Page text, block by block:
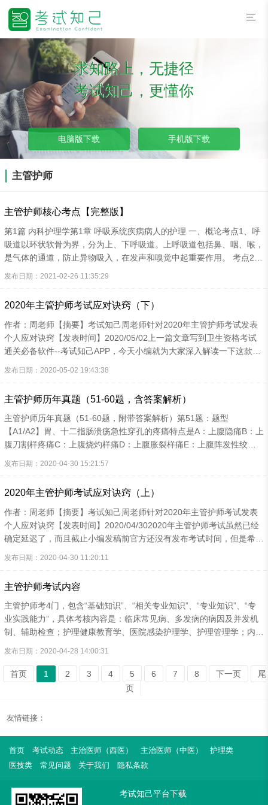
求知路上，无捷径
考试知己，更懂你
电脑版下载 手机版下载
主管护师
主管护师核心考点【完整版】
第1篇 内科护理学第1章 呼吸系统疾病病人的护理 一、概论考点1、呼
吸道以环状软骨为界，分为上、下呼吸道。上呼吸道包括鼻、咽、喉，
是气体的通道，防止异物吸入，在发声和嗅觉中起重要作用。 考点2、
为病人施行气管切开的部位是2~4软骨环处。隆突是支气管镜检时的重
血液中的运输、内呼吸。考点5、气管移向健侧见于大量胸腔积液、气
胸；气管移向患侧见于胸膜粘连、肺不张或肺纤维化。 二、急性呼吸
道感染（一）急性上呼吸道感染考点1、急性上呼吸道感染是指鼻腔、
咽或喉部的急性炎症，常为病毒感染...
发布日期：2021-02-26 11:35:29
2020年主管护师考试应对诀窍（下）
作者：周老师【摘要】考试知己周老师针对2020年主管护师考试发表
个人应对诀窍【发表时间】2020/05/02上一篇文章写到卫生资格考试
通关必备软件--考试知己APP，今天小编就为大家深入解读一下这款软
习、可以进行无限次模拟考试、人机对话考试、还可以对每道题目添加
自己的笔记内容，收藏知识点薄弱的题目。②、这个专业咱们的题库有
36400多道题，包含章节练习题和历年真题。题目95%以上都有完整的
解析。 ③、人机对话知识咱们...
发布日期：2020-05-02 19:43:38
主管护师历年真题（51-60题，含答案解析）
主管护师历年真题（51-60题，附带答案解析）第51题：题型
【A1/A2】胃、十二指肠溃疡急性穿孔的疼痛特点是A：上腹隐痛B：上
腹刀割样疼痛C：上腹烧灼样痛D：上腹胀裂样痛E：上腹阵发性绞痛
答案：B解析：穿孔多见于十二指肠溃疡，表现为突发上腹部剧烈疼
和核心考点资料）第52题：题型【A1/A2】急性肾炎水肿部位最早多由
下列哪一部位开始A:眼睑B:面部C:腰部D:胫前区E:踝部答案：A解析：
急性肾小球肾炎80%以上病人可出现水肿，多表现为晨起眼睑水肿，面
部肿胀感，呈“肾性面容”，可伴有下肢轻度凹陷性水肿。少数...
发布日期：2020-04-30 15:21:57
2020年主管护师考试应对诀窍（上）
作者：周老师【摘要】考试知己周老师针对2020年主管护师考试发表
个人应对诀窍【发表时间】2020/04/302020年主管护师考试虽然已经
确定延迟了，而且截止小编发稿前官方还没有发布考试时间，但是希望
谨不会放松的。出于对从业人员的综合素质以及能力要求，主管护师考
试难度也不会降低。②、主管护师考试时间悬而未定，留给广大主管护
师考生的复习时间大大增加。出于对通过率的把控，故而考试难度可能
会适当增加。无论是从出题难度还是灵活度而言，应...
发布日期：2020-04-30 11:20:11
主管护师考试内容
主管护师考4门，包含“基础知识”、“相关专业知识”、“专业知识”、“专
业实践能力”，具体考核内容是：临床常见病、多发病的病因及并发机
制、辅助检查；护理健康教育学、医院感染护理学、护理管理学；内科
专业疾病的临床表现、外科专业疾病的临床表现、妇科专业疾病的临床
体以考试大纲要求为准。更多卫生资格考试问题和新大纲问题可以咨询
考试知己陈老师（微信kszj777）
发布日期：2020-04-28 14:00:31
首页 1 2 3 4 5 6 7 8 下一页
尾
页
友情链接：
首页 考试动态 主治医师（西医） 主治医师（中医）
护理类
医技类
常见问题 关于我们 隐私条款
考试知己平台下载